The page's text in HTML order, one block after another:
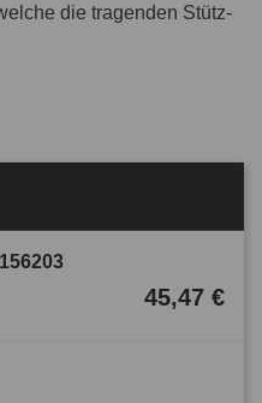
die tragenden Stütz-
45,47 €